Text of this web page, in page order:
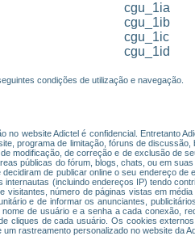
cgu_1ia
cgu_1ib
cgu_1ic
cgu_1id
condições de utilização e navegação.
website Adictel é confidencial. Entretanto
programa de limitação, fóruns de
modificação, de correção e de exclusão de
públicas do fórum, blogs, chats, ou em
de publicar online o seu endereço
(incluindo endereços IP) tendo
número de páginas vistas em
e de informar os anunciantes,
de usuário e a senha a cada conexão,
cliques de cada usuário. Os cookies
rastreamento personalizado no website da